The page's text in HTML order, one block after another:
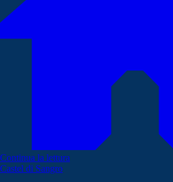
Continua la lettura
Castel di Sangro